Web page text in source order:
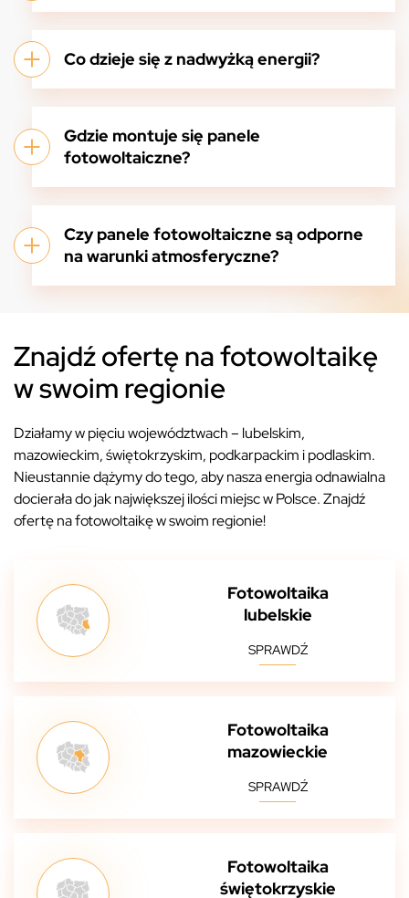
Co dzieje się z nadwyżką energii?
Gdzie montuje się panele
fotowoltaiczne?
Czy panele fotowoltaiczne są odporne
na warunki atmosferyczne?
Znajdź ofertę na fotowoltaikę
w swoim regionie
Działamy w pięciu województwach – lubelskim,
mazowieckim, świętokrzyskim, podkarpackim i podlaskim.
Nieustannie dążymy do tego, aby nasza energia odnawialna
docierała do jak największej ilości miejsc w Polsce. Znajdź
ofertę na fotowoltaikę w swoim regionie!
Fotowoltaika
lubelskie
SPRAWDŹ
Fotowoltaika
mazowieckie
SPRAWDŹ
Fotowoltaika
świętokrzyskie